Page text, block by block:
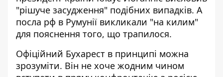
"рішуче засудження" подібних випадків. А
посла рф в Румунії викликали "на килим"
для пояснення того, що трапилося.
Офіційний Бухарест в принципі можна
зрозуміти. Він не хоче жодним чином